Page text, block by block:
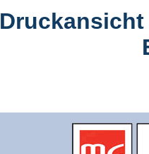
Druckansicht